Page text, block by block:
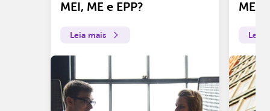
MEI, ME e EPP?
Leia mais
ME?
Leia